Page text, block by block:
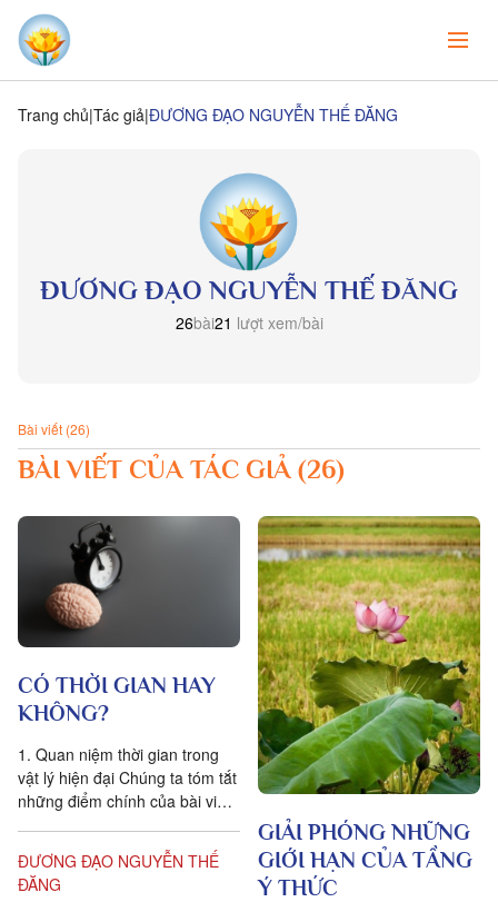
Trang chủ Tác giả ĐƯƠNG ĐẠO NGUYỄN THẾ ĐĂNG
ĐƯƠNG ĐẠO NGUYỄN THẾ ĐĂNG
26bài21 lượt xem/bài
Bài viết (26)
BÀI VIẾT CỦA TÁC GIẢ (26)
CÓ THỜI GIAN HAY
KHÔNG?
1. Quan niệm thời gian trong
vật lý hiện đại Chúng ta tóm tắt
những điểm chính của bài viết
ĐƯƠNG ĐẠO NGUYỄN THẾ
ĐĂNG
GIẢI PHÓNG NHỮNG
GIỚI HẠN CỦA TẦNG
Ý THỨC